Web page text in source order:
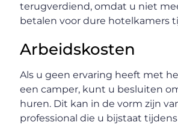
terugverdiend, omdat u niet
betalen voor dure hotelkamers
Arbeidskosten
Als u geen ervaring heeft met
een camper, kunt u besluiten
huren. Dit kan in de vorm zijn
professional die u bijstaat